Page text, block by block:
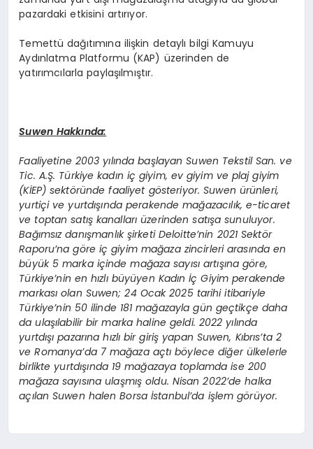
pazardaki etkisini artırıyor.
Temettü dağıtımına ilişkin detaylı bilgi Kamuyu
Aydınlatma Platformu (KAP) üzerinden de
yatırımcılarla paylaşılmıştır.
Suwen Hakkında:
Faaliyetine 2003 yılında başlayan Suwen Tekstil San. ve
Tic. A.Ş. Türkiye kadın iç giyim, ev giyim ve plaj giyim
(KİEP) sektöründe faaliyet gösteriyor. Suwen ürünleri,
yurtiçi ve yurtdışında perakende mağazacılık, e-ticaret
ve toptan satış kanalları üzerinden satışa sunuluyor.
Bağımsız danışmanlık şirketi Deloitte’nin 2021 Sektör
Raporu’na göre iç giyim mağaza zincirleri arasında en
büyük 5 marka içinde mağaza sayısı artışına göre,
Türkiye’nin en hızlı büyüyen Kadın İç Giyim perakende
markası olan Suwen; 24 Ocak 2025 tarihi itibariyle
Türkiye’nin 50 ilinde 181 mağazayla gün geçtikçe daha
da ulaşılabilir bir marka haline geldi. 2022 yılında
yurtdışı pazarına hızlı bir giriş yapan Suwen, Kıbrıs’ta 2
ve Romanya’da 7 mağaza açtı böylece diğer ülkelerle
birlikte yurtdışında 19 mağazaya toplamda ise 200
mağaza sayısına ulaşmış oldu. Nisan 2022’de halka
açılan Suwen halen Borsa İstanbul’da işlem görüyor.